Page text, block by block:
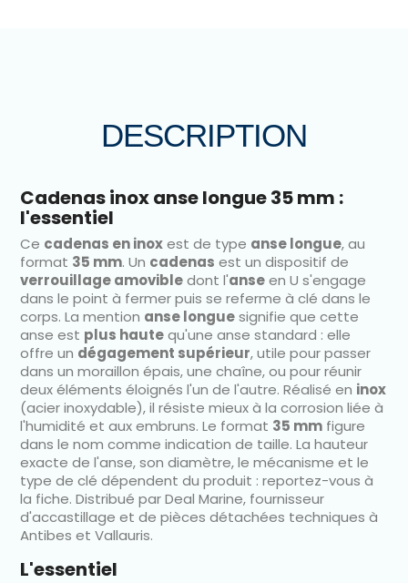
DESCRIPTION
Cadenas inox anse longue 35 mm :
l'essentiel
Ce cadenas en inoxest de type anse longue, au
format 35 mm. Un cadenas est un dispositif de
verrouillage amovibledont l'anseen U s'engage
dans le point à fermer puis se referme à clé dans le
corps. La mention anse longuesignifie que cette
anse est plus hautequ'une anse standard : elle
offre un dégagement supérieur, utile pour passer
dans un moraillon épais, une chaîne, ou pour réunir
deux éléments éloignés l'un de l'autre. Réalisé en inox
(acier inoxydable), il résiste mieux à la corrosion liée à
l'humidité et aux embruns. Le format 35 mm figure
dans le nom comme indication de taille. La hauteur
exacte de l'anse, son diamètre, le mécanisme et le
type de clé dépendent du produit : reportez-vous à
la fiche. Distribué par Deal Marine, fournisseur
d'accastillage et de pièces détachées techniques à
Antibes et Vallauris.
L'essentiel